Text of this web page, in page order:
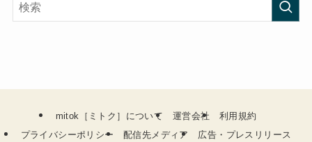
mitok［ミトク］について 運営会社
利用規約
プライバシーポリシー
配信先メディア 広告・プレスリリース